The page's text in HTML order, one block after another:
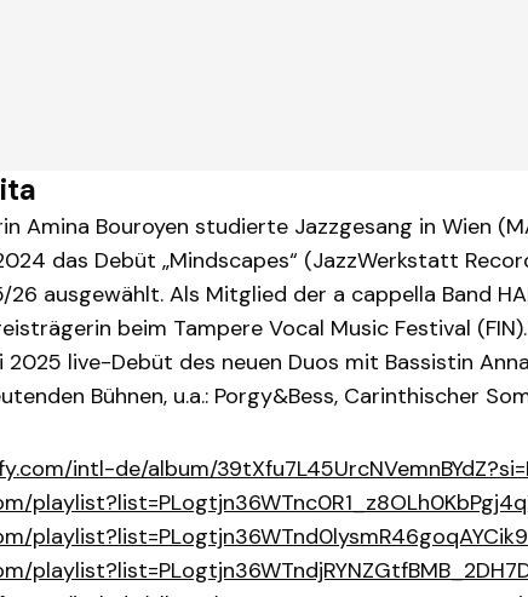
Amina Bouroyen studierte Jazzgesang in Wien
das Debüt „Mindscapes“ (JazzWerkstatt
26 ausgewählt. Als Mitglied der a cappella Band
beim Tampere Vocal Music Festival
2025 live-Debüt des neuen Duos mit Bassistin
Bühnen, u.a.: Porgy&Bess, Carinthischer
intl-de/album/